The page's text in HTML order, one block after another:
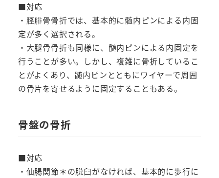
■対応
・脛腓骨骨折では、基本的に髄内ピンによる内固
定が多く選択される。
・大腿骨骨折も同様に、髄内ピンによる内固定を
行うことが多い。しかし、複雑に骨折しているこ
とがよくあり、髄内ピンとともにワイヤーで周囲
の骨片を寄せるように固定することもある。
骨盤の骨折
■対応
・仙腸関節＊の脱臼がなければ、基本的に歩行に